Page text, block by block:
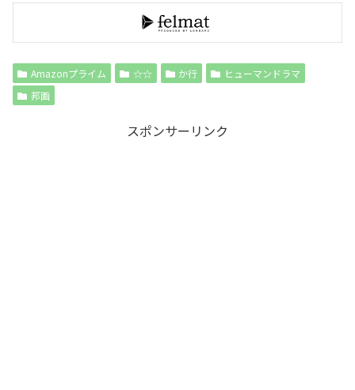
Amazonプライム ☆☆ か行
ヒューマンドラマ
邦画
スポンサーリンク